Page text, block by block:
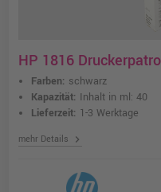
HP 1816
Farben: schwarz
Kapazität: Inhalt in ml: 40
Lieferzeit: 1-3 Werktage
mehr Details chevron_right